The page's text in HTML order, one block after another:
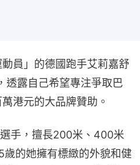
員」的德國跑手艾莉嘉舒
露自己希望專注爭取巴
港元的大品牌贊助。
手，擅長200米、400米
的她擁有標緻的外貌和健